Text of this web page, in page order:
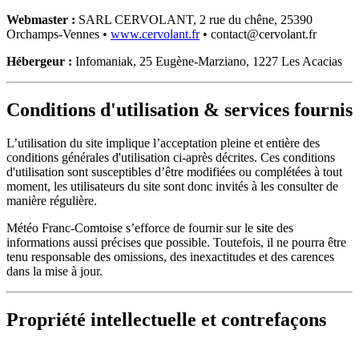
Webmaster : SARL CERVOLANT, 2 rue du chêne, 25390
Orchamps-Vennes • www.cervolant.fr• contact@cervolant.fr
Hébergeur : Infomaniak, 25 Eugène-Marziano, 1227 Les Acacias
Conditions d'utilisation & services fournis
L’utilisation du site implique l’acceptation pleine et entière des
conditions générales d'utilisation ci-après décrites. Ces conditions
d'utilisation sont susceptibles d’être modifiées ou complétées à tout
moment, les utilisateurs du site sont donc invités à les consulter de
manière régulière.
Météo Franc-Comtoise s’efforce de fournir sur le site des
informations aussi précises que possible. Toutefois, il ne pourra être
tenu responsable des omissions, des inexactitudes et des carences
dans la mise à jour.
Propriété intellectuelle et contrefaçons